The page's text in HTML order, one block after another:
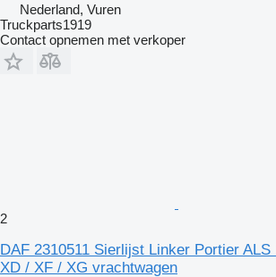
Nederland, Vuren
Truckparts1919
Contact opnemen met verkoper
2
DAF 2310511 Sierlijst Linker Portier
XD / XF / XG vrachtwagen